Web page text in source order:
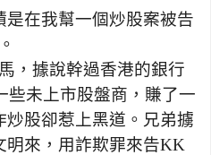
在我幫一個炒股案被告
，據說幹過香港的銀行
些未上市股盤商，賺了一
股卻惹上黑道。兄弟擄
明來，用詐欺罪來告KK